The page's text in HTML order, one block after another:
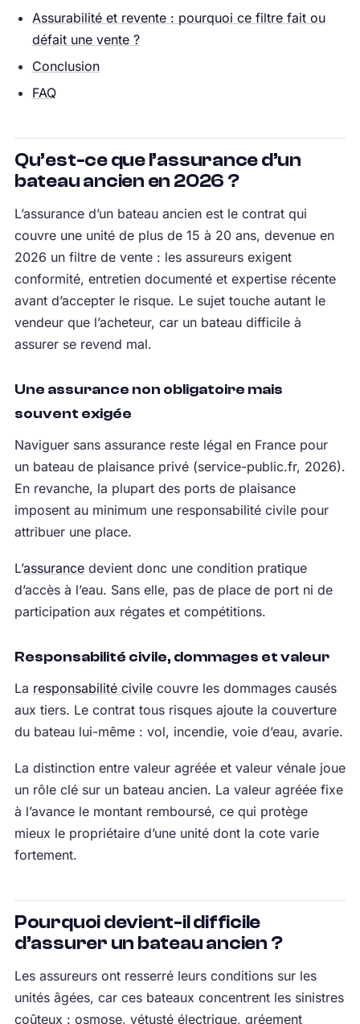
Assurabilité et revente : pourquoi ce filtre fait ou
défait une vente ?
Conclusion
FAQ
Qu’est-ce que l’assurance d’un
bateau ancien en 2026 ?
L’assurance d’un bateau ancien est le contrat qui
couvre une unité de plus de 15 à 20 ans, devenue en
2026 un filtre de vente : les assureurs exigent
conformité, entretien documenté et expertise récente
avant d’accepter le risque. Le sujet touche autant le
vendeur que l’acheteur, car un bateau difficile à
assurer se revend mal.
Une assurance non obligatoire mais
souvent exigée
Naviguer sans assurance reste légal en France pour
un bateau de plaisance privé (service-public.fr, 2026).
En revanche, la plupart des ports de plaisance
imposent au minimum une responsabilité civile pour
attribuer une place.
L’assurancedevient donc une condition pratique
d’accès à l’eau. Sans elle, pas de place de port ni de
participation aux régates et compétitions.
Responsabilité civile, dommages et valeur
La responsabilité civilecouvre les dommages causés
aux tiers. Le contrat tous risques ajoute la couverture
du bateau lui-même : vol, incendie, voie d’eau, avarie.
La distinction entre valeur agréée et valeur vénale joue
un rôle clé sur un bateau ancien. La valeur agréée fixe
à l’avance le montant remboursé, ce qui protège
mieux le propriétaire d’une unité dont la cote varie
fortement.
Pourquoi devient-il difficile
d’assurer un bateau ancien ?
Les assureurs ont resserré leurs conditions sur les
unités âgées, car ces bateaux concentrent les sinistres
coûteux : osmose, vétusté électrique, gréement